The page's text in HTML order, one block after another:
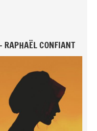
RAPHAËL CONFIANT